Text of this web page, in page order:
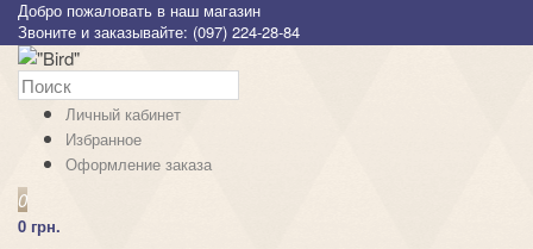
Добро пожаловать в наш магазин
Звоните и заказывайте: (097) 224-28-84
Личный кабинет
Избранное
Оформление заказа
0
0 грн.